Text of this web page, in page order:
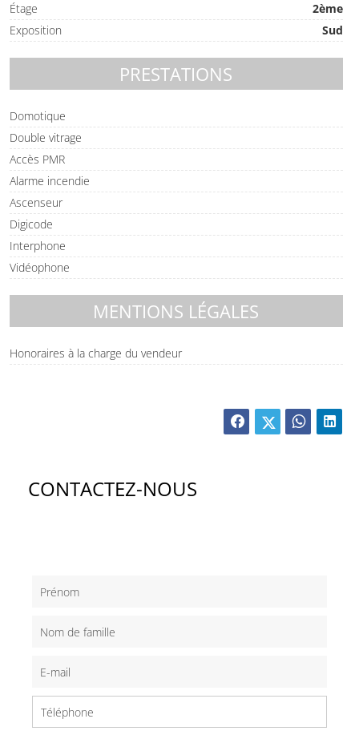
Étage
2ème
Exposition
Sud
PRESTATIONS
Domotique
Double vitrage
Accès PMR
Alarme incendie
Ascenseur
Digicode
Interphone
Vidéophone
MENTIONS LÉGALES
Honoraires à la charge du vendeur
CONTACTEZ-NOUS